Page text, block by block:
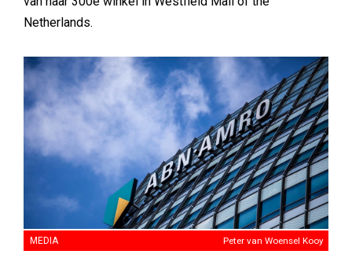
Netherlands.
MEDIA Peter van Woensel Kooy